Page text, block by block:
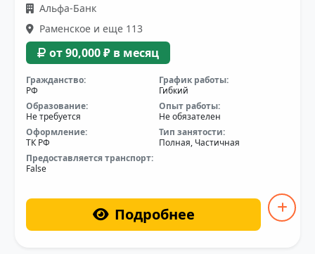
Альфа-Банк
Раменское и еще 113
от 90,000 ₽ в месяц
Гражданство:
РФ
График работы:
Гибкий
Образование:
Не требуется
Опыт работы:
Не обязателен
Оформление:
ТК РФ
Тип занятости:
Полная, Частичная
Предоставляется транспорт:
False
Подробнее